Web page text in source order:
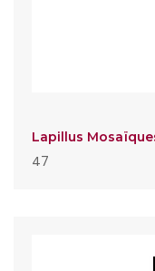
Lapillus
47